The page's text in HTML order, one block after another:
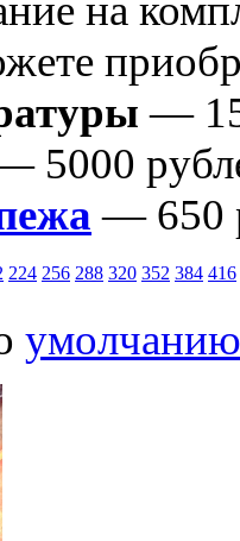
на
—
5000
— 650
224 256 288 320 352 384 416
умолчанию